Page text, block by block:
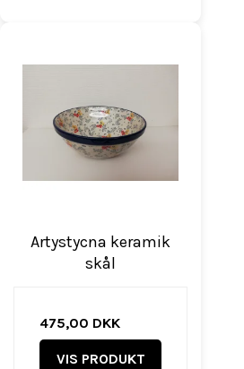
Artystycna keramik
skål
475,00 DKK
VIS PRODUKT